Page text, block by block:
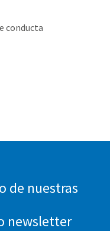
conducta
de nuestras
newsletter